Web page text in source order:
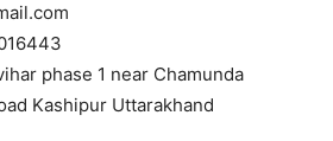
phase 1 near Chamunda
Kashipur Uttarakhand